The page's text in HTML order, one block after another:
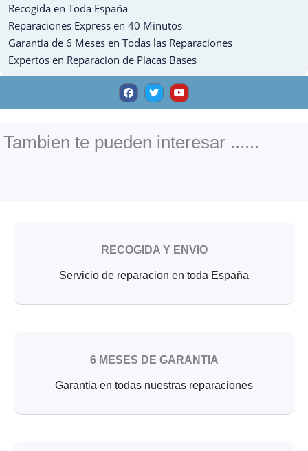
cantidad
Recogida en Toda España
Reparaciones Express en 40 Minutos
Garantia de 6 Meses en Todas las Reparaciones
Expertos en Reparacion de Placas Bases
F
a
c
e
o
k
T
w
i
t
Y
o
u
t
e
Tambien te pueden interesar ......
RECOGIDA Y ENVIO
Servicio de reparacion en toda España
6 MESES DE GARANTIA
Garantia en todas nuestras reparaciones